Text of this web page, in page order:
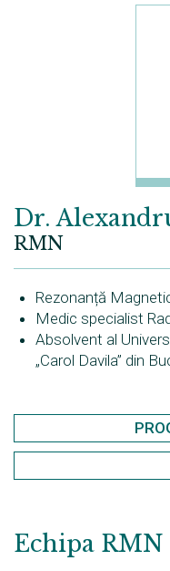
Echipa
Dr.
RMN
Rezonanță
Medic specialist
Absolvent al
„Carol Davila” din
Echipa RMN